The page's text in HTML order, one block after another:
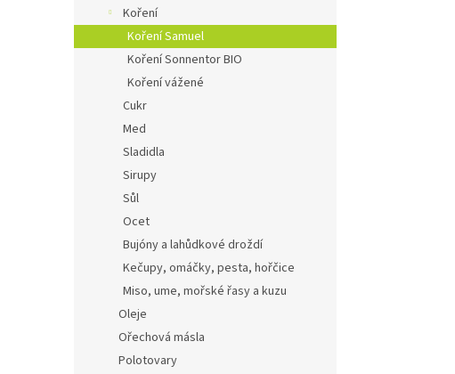
Koření
Koření Samuel
Koření Sonnentor BIO
Koření vážené
Cukr
Med
Sladidla
Sirupy
Sůl
Ocet
Bujóny a lahůdkové droždí
Kečupy, omáčky, pesta, hořčice
Miso, ume, mořské řasy a kuzu
Oleje
Ořechová másla
Polotovary